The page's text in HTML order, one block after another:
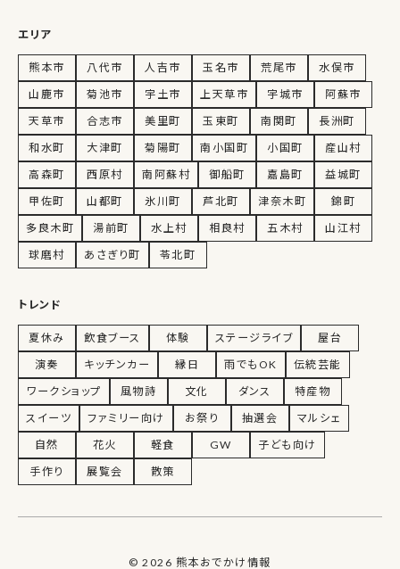
エリア
熊本市 八代市 人吉市 玉名市 荒尾市
水俣市
山鹿市
菊池市 宇土市 上天草市 宇城市
阿蘇市
天草市
合志市 美里町 玉東町 南関町
長洲町
和水町
大津町 菊陽町 南小国町 小国町
産山村
高森町
西原村 南阿蘇村 御船町 嘉島町
益城町
甲佐町
山都町 氷川町 芦北町 津奈木町
錦町
多良木町
湯前町 水上村 相良村 五木村
山江村
球磨村
あさぎり町 苓北町
トレンド
夏休み 飲食ブース 体験 ステージライブ
屋台
演奏
キッチンカー 縁日 雨でもOK
伝統芸能
ワークショップ
風物詩 文化 ダンス
特産物
スイーツ
ファミリー向け お祭り 抽選会
マルシェ
自然
花火 軽食 GW
子ども向け
手作り
展覧会 散策
© 2026 熊本おでかけ情報